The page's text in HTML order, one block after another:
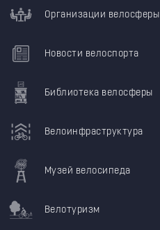
Организации велосферы
Новости велоспорта
Библиотека велосферы
Велоинфраструктура
Музей велосипеда
Велотуризм